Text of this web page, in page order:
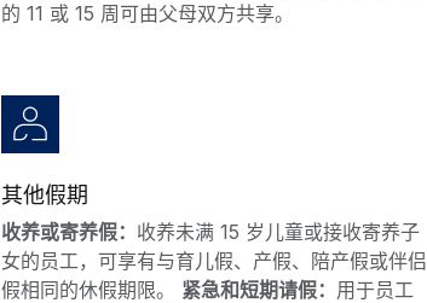
的 11 或 15 周可由父母双方共享。
其他假期
收养或寄养假： 收养未满 15 岁儿童或接收寄养子
女的员工，可享有与育儿假、产假、陪产假或伴侣
假相同的休假期限。 紧急和短期请假： 用于员工